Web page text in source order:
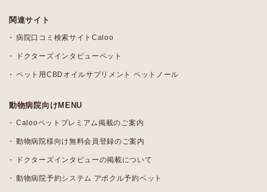
関連サイト
病院口コミ検索サイトCaloo
ドクターズインタビューペット
ペット用CBDオイルサプリメント ペットノール
動物病院向けMENU
Calooペットプレミアム掲載のご案内
動物病院様向け無料会員登録のご案内
ドクターズインタビューの掲載について
動物病院予約システム アポクル予約ペット